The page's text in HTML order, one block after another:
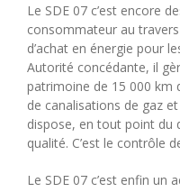
Le SDE 07 c’est encore
consommateur au
d’achat en énergie pour
Autorité concédante, il
patrimoine de 15 000 km
de canalisations de gaz
dispose, en tout point du
qualité. C’est le contrôle
Le SDE 07 c’est enfin un